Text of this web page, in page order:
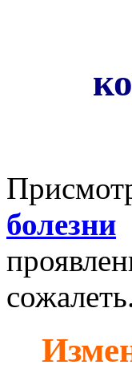
болезни